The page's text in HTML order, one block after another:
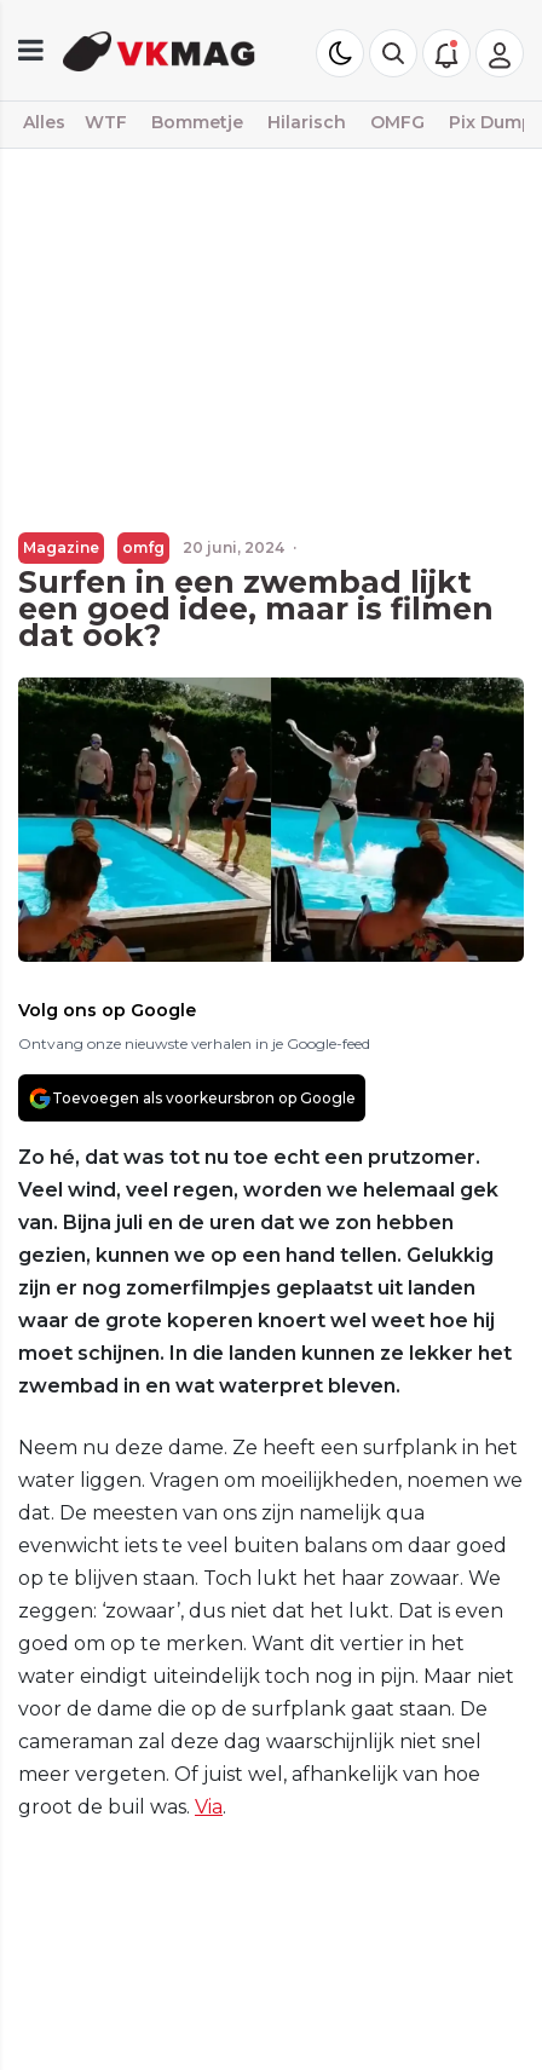
Alles WTF Bommetje Hilarisch OMFG Pix Dump
Magazine omfg 20 juni, 2024 ·
Surfen in een zwembad lijkt
een goed idee, maar is filmen
dat ook?
Volg ons op Google
Ontvang onze nieuwste verhalen in je Google-feed
Toevoegen als voorkeursbron op Google
Zo hé, dat was tot nu toe echt een prutzomer.
Veel wind, veel regen, worden we helemaal gek
van. Bijna juli en de uren dat we zon hebben
gezien, kunnen we op een hand tellen. Gelukkig
zijn er nog zomerfilmpjes geplaatst uit landen
waar de grote koperen knoert wel weet hoe hij
moet schijnen. In die landen kunnen ze lekker het
zwembad in en wat waterpret bleven.
Neem nu deze dame. Ze heeft een surfplank in het
water liggen. Vragen om moeilijkheden, noemen we
dat. De meesten van ons zijn namelijk qua
evenwicht iets te veel buiten balans om daar goed
op te blijven staan. Toch lukt het haar zowaar. We
zeggen: ‘zowaar’, dus niet dat het lukt. Dat is even
goed om op te merken. Want dit vertier in het
water eindigt uiteindelijk toch nog in pijn. Maar niet
voor de dame die op de surfplank gaat staan. De
cameraman zal deze dag waarschijnlijk niet snel
meer vergeten. Of juist wel, afhankelijk van hoe
groot de buil was. Via.